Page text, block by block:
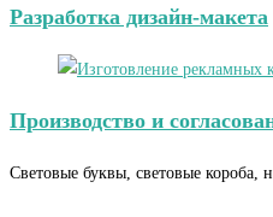
Разработка дизайн-макета
Производство и
Световые буквы, световые короба,